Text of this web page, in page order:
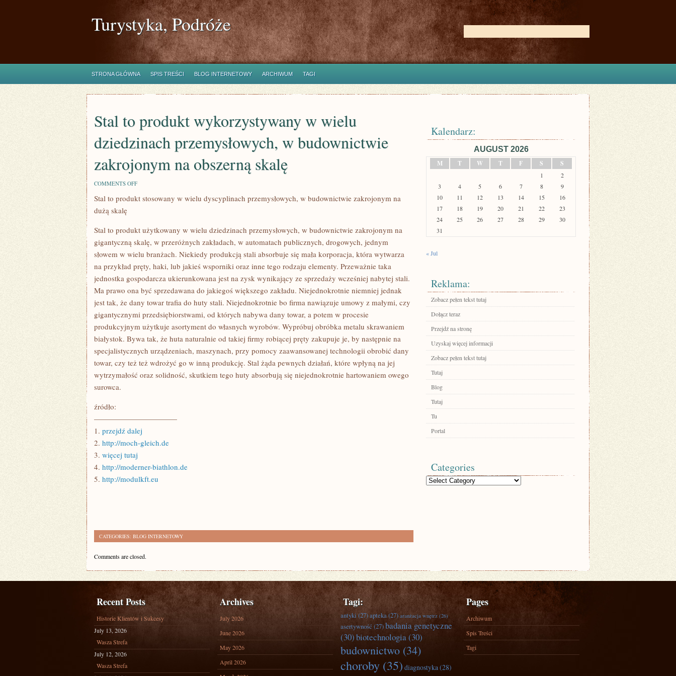
Turystyka, Podróże
STRONA GŁÓWNA SPIS TREŚCI BLOG INTERNETOWY ARCHIWUM TAGI
Stal to produkt wykorzystywany w wielu
dziedzinach przemysłowych, w budownictwie
zakrojonym na obszerną skalę
COMMENTS OFFON
TO
WIELU
DZIEDZINACH
PRZEMYSŁOWYCH,
W
BUDOWNICTWIE
ZAKROJONYM
NA
OBSZERNĄ
SKALĘ
Stal to produkt stosowany w wielu dyscyplinach przemysłowych, w budownictwie zakrojonym na
dużą skalę
Stal to produkt użytkowany w wielu dziedzinach przemysłowych, w budownictwie zakrojonym na
gigantyczną skalę, w przeróżnych zakładach, w automatach publicznych, drogowych, jednym
słowem w wielu branżach. Niekiedy produkcją stali absorbuje się mała korporacja, która wytwarza
na przykład pręty, haki, lub jakieś wsporniki oraz inne tego rodzaju elementy. Przeważnie taka
jednostka gospodarcza ukierunkowana jest na zysk wynikający ze sprzedaży wcześniej nabytej stali.
Ma prawo ona być sprzedawana do jakiegoś większego zakładu. Niejednokrotnie niemniej jednak
jest tak, że dany towar trafia do huty stali. Niejednokrotnie bo firma nawiązuje umowy z małymi, czy
gigantycznymi przedsiębiorstwami, od których nabywa dany towar, a potem w procesie
produkcyjnym użytkuje asortyment do własnych wyrobów. Wypróbuj obróbka metalu skrawaniem
białystok. Bywa tak, że huta naturalnie od takiej firmy robiącej pręty zakupuje je, by następnie na
specjalistycznych urządzeniach, maszynach, przy pomocy zaawansowanej technologii obrobić dany
towar, czy też też wdrożyć go w inną produkcję. Stal żąda pewnych działań, które wpłyną na jej
wytrzymałość oraz solidność, skutkiem tego huty absorbują się niejednokrotnie hartowaniem owego
surowca.
źródło:
———————————
1. przejdź dalej
2. http://moch-gleich.de
3. więcej tutaj
4. http://moderner-biathlon.de
5. http://modulkft.eu
CATEGORIES: BLOG INTERNETOWY
Comments are closed.
Kalendarz:
AUGUST 2026
M
T W T F S S
1
2
3
4 5 6 7 8
9
10
11 12 13 14 15
16
17
18 19 20 21 22
23
24
25 26 27 28 29
30
31
« Jul
Reklama:
Zobacz pełen tekst tutaj
Dołącz teraz
Przejdź na stronę
Uzyskaj więcej informacji
Zobacz pełen tekst tutaj
Tutaj
Blog
Tutaj
Tu
Portal
Categories
Categories
Recent Posts
Historie Klientów i Sukcesy
July 13, 2026
Wasza Strefa
July 12, 2026
Wasza Strefa
Archives
July 2026
June 2026
May 2026
April 2026
Tagi:
antyki(27)apteka(27) aranżacja wnętrz (26)
asertywność (27)badania genetyczne
(30)biotechnologia(30)
budownictwo (34)
choroby (35) diagnostyka(28)
Pages
Archiwum
Spis Treści
Tagi